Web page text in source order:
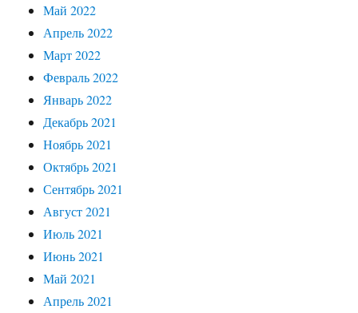
Май 2022
Апрель 2022
Март 2022
Февраль 2022
Январь 2022
Декабрь 2021
Ноябрь 2021
Октябрь 2021
Сентябрь 2021
Август 2021
Июль 2021
Июнь 2021
Май 2021
Апрель 2021